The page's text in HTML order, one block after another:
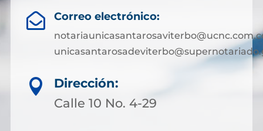
 Correo electrónico:

Dirección:
Calle 10 No. 4-29